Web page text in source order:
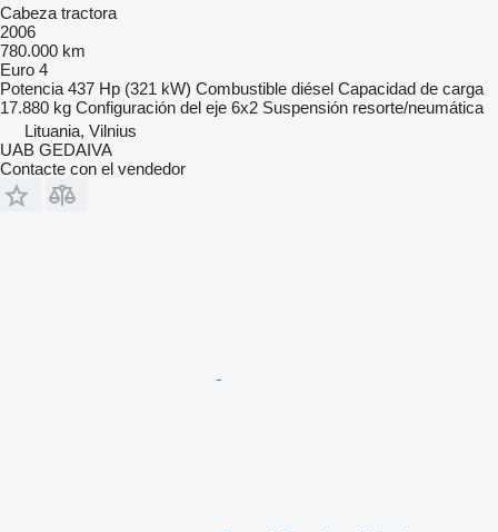
Cabeza tractora
2006
780.000 km
Euro 4
Potencia 437 Hp (321 kW) Combustible diésel Capacidad de carga
17.880 kg Configuración del eje 6x2 Suspensión resorte/neumática
Lituania, Vilnius
UAB GEDAIVA
Contacte con el vendedor